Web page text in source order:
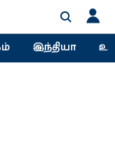
இந்தியா